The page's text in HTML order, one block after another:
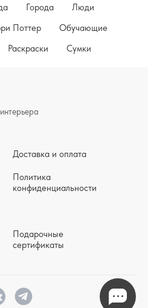
Города
Люди
Поттер
Обучающие
Раскраски Сумки
Доставка и оплата
Политика
конфиденциальности
Подарочные
сертификаты